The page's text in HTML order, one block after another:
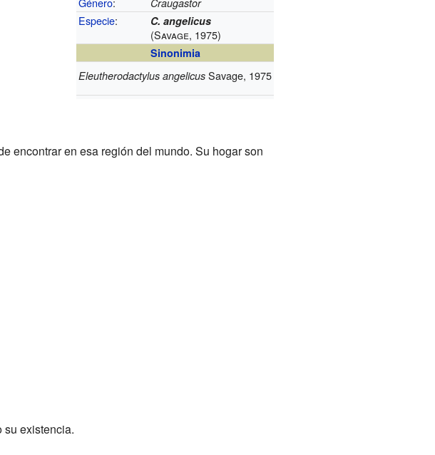
Craugastor
Especie: C. angelicus
(Savage, 1975)
Sinonimia
Eleutherodactylus angelicus Savage, 1975
encontrar en esa región del mundo. Su hogar son
existencia.